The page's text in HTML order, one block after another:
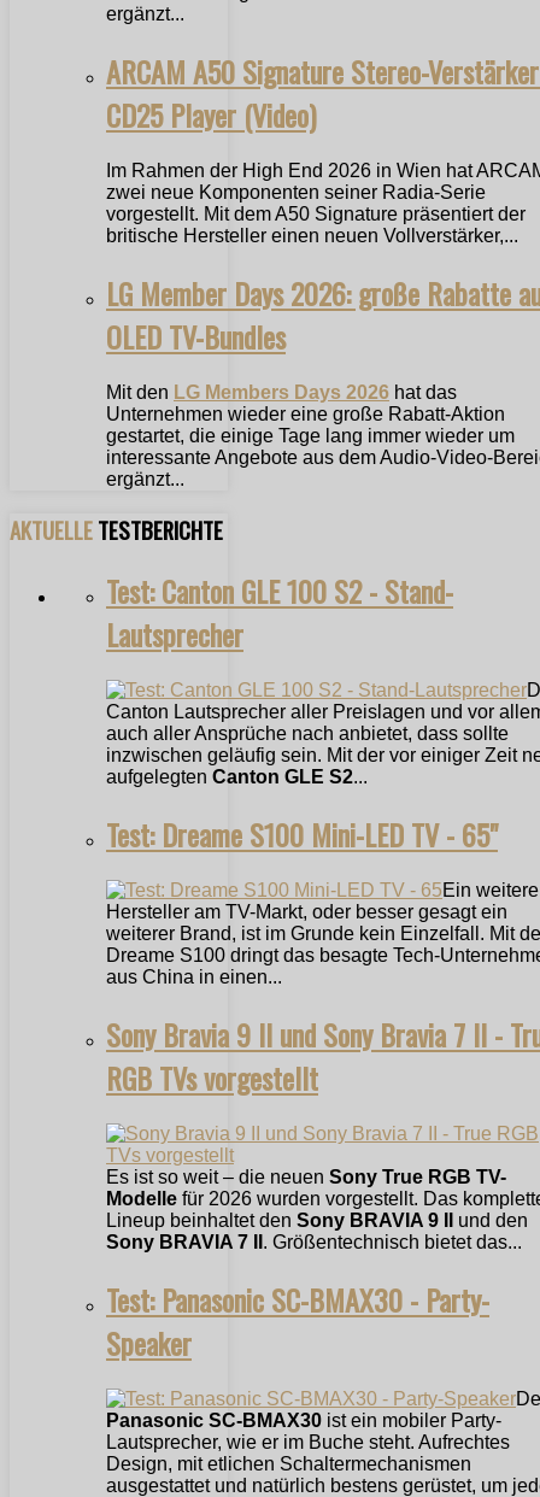
ergänzt...
ARCAM A50 Signature Stereo-
CD25 Player (Video)
Im Rahmen der High End 2026 in Wien hat
zwei neue Komponenten seiner Radia-Serie
vorgestellt. Mit dem A50 Signature präsentiert der
britische Hersteller einen neuen Vollverstärker,...
LG Member Days 2026: große Rabatte
OLED TV-Bundles
Mit den LG Members Days 2026 hat das
Unternehmen wieder eine große Rabatt-Aktion
gestartet, die einige Tage lang immer wieder um
interessante Angebote aus dem Audio-Video-
ergänzt...
AKTUELLETESTBERICHTE
Test: Canton GLE 100 S2 - Stand-
Lautsprecher
Canton Lautsprecher aller Preislagen und vor
auch aller Ansprüche nach anbietet, dass sollte
inzwischen geläufig sein. Mit der vor einiger Zeit
aufgelegten Canton GLE S2...
Test: Dreame S100 Mini-LED TV - 65"
Ein
Hersteller am TV-Markt, oder besser gesagt ein
weiterer Brand, ist im Grunde kein Einzelfall. Mit
Dreame S100 dringt das besagte Tech-
aus China in einen...
Sony Bravia 9 II und Sony Bravia 7 II -
RGB TVs vorgestellt
Es ist so weit – die neuen Sony True RGB TV-
Modelle für 2026 wurden vorgestellt. Das
Lineup beinhaltet den Sony BRAVIA 9 II
und den
Sony BRAVIA 7 II . Größentechnisch bietet das...
Test: Panasonic SC-BMAX30 - Party-
Speaker
Panasonic SC-BMAX30 ist ein mobiler Party-
Lautsprecher, wie er im Buche steht. Aufrechtes
Design, mit etlichen Schaltermechanismen
ausgestattet und natürlich bestens gerüstet, um